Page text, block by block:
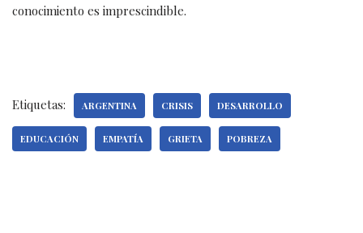
conocimiento es imprescindible.
Etiquetas: ARGENTINA CRISIS DESARROLLO
EDUCACIÓN EMPATÍA GRIETA POBREZA